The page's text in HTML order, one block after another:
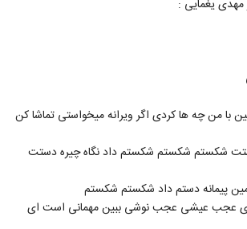
Ehsan Delavary Kasi Ke Dostet Dare
۲۰۶ بازدید
یغمایی :
با من چه ها کردی اگر ویرانه میخواستی تماشا کن
شکستم شکستم شکستم داد نگاه چیره دستت
پیمانه دستم داد شکستم شکستم
عجب عیشی عجب نوشی ببین مهمانی است ای